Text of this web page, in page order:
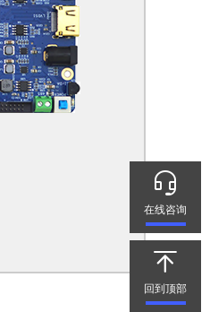
在线咨询
回到顶部
回到顶部